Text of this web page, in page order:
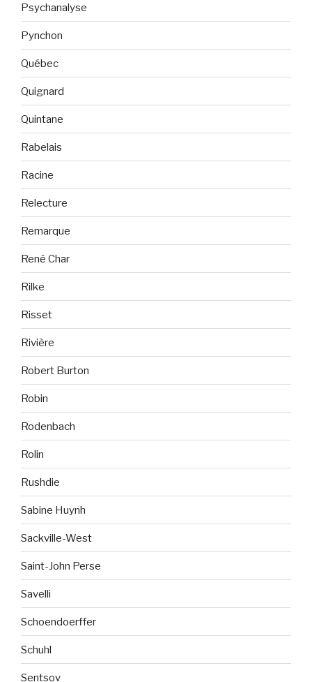
Psychanalyse
Pynchon
Québec
Quignard
Quintane
Rabelais
Racine
Relecture
Remarque
René Char
Rilke
Risset
Rivière
Robert Burton
Robin
Rodenbach
Rolin
Rushdie
Sabine Huynh
Sackville-West
Saint-John Perse
Savelli
Schoendoerffer
Schuhl
Sentsov